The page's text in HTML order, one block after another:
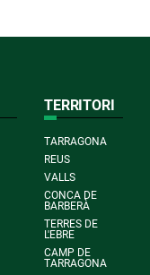
TERRITORI
TARRAGONA
REUS
VALLS
CONCA DE
BARBERÀ
TERRES DE
L'EBRE
CAMP DE
TARRAGONA